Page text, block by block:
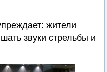
жители
звуки стрельбы и